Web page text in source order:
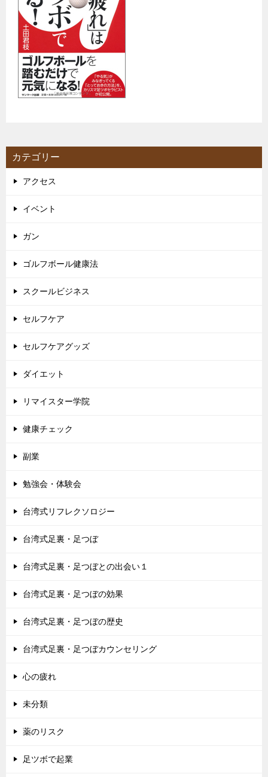
カテゴリー
アクセス
イベント
ガン
ゴルフボール健康法
スクールビジネス
セルフケア
セルフケアグッズ
ダイエット
リマイスター学院
健康チェック
副業
勉強会・体験会
台湾式リフレクソロジー
台湾式足裏・足つぼ
台湾式足裏・足つぼとの出会い１
台湾式足裏・足つぼの効果
台湾式足裏・足つぼの歴史
台湾式足裏・足つぼカウンセリング
心の疲れ
未分類
薬のリスク
足ツボで起業